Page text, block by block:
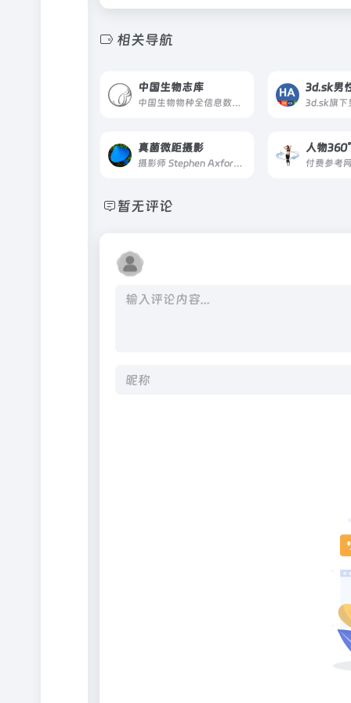
相关导航
中国生物志库
中国生物物种全信息数据库，需要付费浏览，部分大学可免费使用
3d.sk男
3d.sk旗下
真菌微距摄影
摄影师 Stephen Axford 的作品集平台，专注于展示他在真菌微距摄影
暂无评论